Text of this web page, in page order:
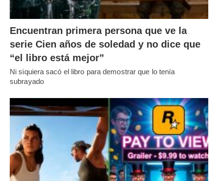
Encuentran primera persona que ve la
serie Cien años de soledad y no dice que
“el libro está mejor”
Ni siquiera sacó el libro para demostrar que lo tenía
subrayado